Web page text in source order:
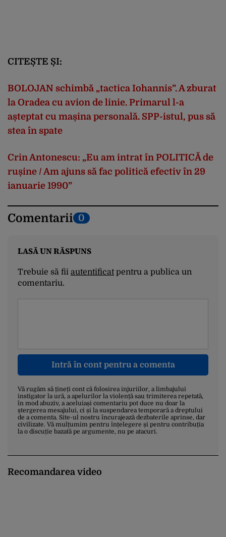
CITEȘTE ȘI:
BOLOJAN schimbă „tactica Iohannis”. A zburat
la Oradea cu avion de linie. Primarul l-a
așteptat cu mașina personală. SPP-istul, pus să
stea în spate
Crin Antonescu: „Eu am intrat în POLITICĂ de
rușine / Am ajuns să fac politică efectiv în 29
ianuarie 1990”
Comentarii 0
LASĂ UN RĂSPUNS
Trebuie să fii autentificatpentru a publica un
comentariu.
Intră în cont pentru a comenta
Vă rugăm să țineți cont că folosirea injuriilor, a limbajului
instigator la ură, a apelurilor la violență sau trimiterea repetată,
în mod abuziv, a aceluiași comentariu pot duce nu doar la
ștergerea mesajului, ci și la suspendarea temporară a dreptului
de a comenta. Site-ul nostru încurajează dezbaterile aprinse, dar
civilizate. Vă mulțumim pentru înțelegere și pentru contribuția
la o discuție bazată pe argumente, nu pe atacuri.
Recomandarea video